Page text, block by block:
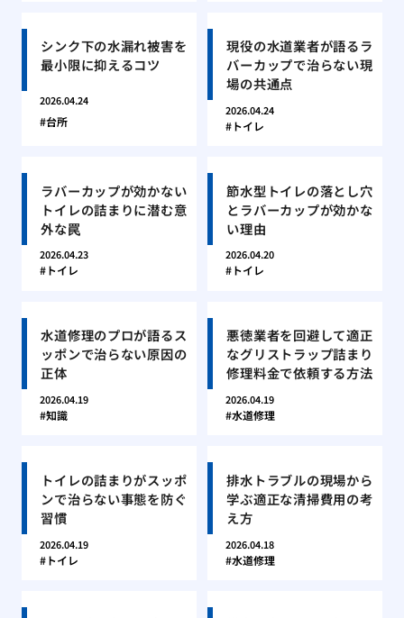
シンク下の水漏れ被害を
最小限に抑えるコツ
2026.04.24
台所
現役の水道業者が語るラ
バーカップで治らない現
場の共通点
2026.04.24
トイレ
ラバーカップが効かない
トイレの詰まりに潜む意
外な罠
2026.04.23
トイレ
節水型トイレの落とし穴
とラバーカップが効かな
い理由
2026.04.20
トイレ
水道修理のプロが語るス
ッポンで治らない原因の
正体
2026.04.19
知識
悪徳業者を回避して適正
なグリストラップ詰まり
修理料金で依頼する方法
2026.04.19
水道修理
トイレの詰まりがスッポ
ンで治らない事態を防ぐ
習慣
2026.04.19
トイレ
排水トラブルの現場から
学ぶ適正な清掃費用の考
え方
2026.04.18
水道修理